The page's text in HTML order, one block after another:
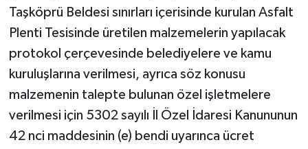
Taşköprü Beldesi sınırları içerisinde kurulan Asfalt
Plenti Tesisinde üretilen malzemelerin yapılacak
protokol çerçevesinde belediyelere ve kamu
kuruluşlarına verilmesi, ayrıca söz konusu
malzemenin talepte bulunan özel işletmelere
verilmesi için 5302 sayılı İl Özel İdaresi Kanununun
42 nci maddesinin (e) bendi uyarınca ücret